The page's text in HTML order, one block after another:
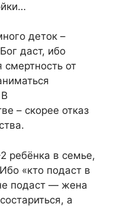
деток –
даст, ибо
смертность от
– скорее отказ
ребёнка в семье,
«кто подаст в
подаст — жена
а